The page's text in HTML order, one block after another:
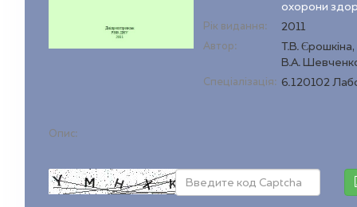
охорони
Рік видання: 2011
Автор:
Т.В.
В.А.
Спеціалізація: 6.120102
Опис: